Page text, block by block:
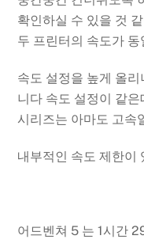
확인하실 수 있을 것
두 프린터의 속도가 동
속도 설정을 높게 올
니다 속도 설정이 같
시리즈는 아마도 고속
내부적인 속도 제한이
어드벤쳐 5 는 1시간